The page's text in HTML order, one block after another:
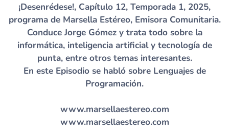
¡Desenrédese!, Capítulo 12, Temporada 1, 2025,
programa de Marsella Estéreo, Emisora Comunitaria.
Conduce Jorge Gómez y trata todo sobre la
informática, inteligencia artificial y tecnología de
punta, entre otros temas interesantes.
En este Episodio se habló sobre Lenguajes de
Programación.
www.marsellaestereo.com
www.marsellaestereo.com